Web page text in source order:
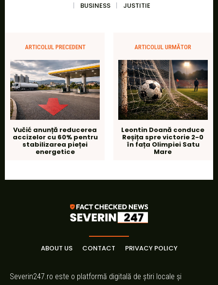
BUSINESS
JUSTITIE
ARTICOLUL PRECEDENT
Vučić anunță reducerea
accizelor cu 60% pentru
stabilizarea pieței
energetice
ARTICOLUL URMĂTOR
Leontin Doană conduce
Reșița spre victorie 2-0
în fața Olimpiei Satu
Mare
ABOUT US CONTACT PRIVACY POLICY
Severin247.ro este o platformă digitală de știri locale și